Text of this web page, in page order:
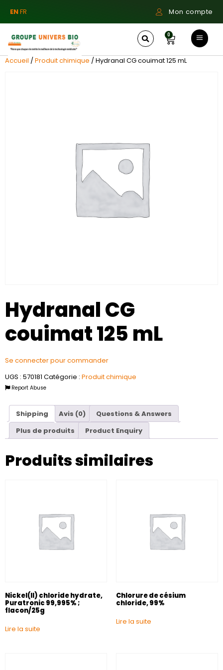
ENFR Mon compte
0
Accueil /Produit chimique / Hydranal CG couimat 125 mL
Hydranal CG
couimat 125 mL
Se connecter pour commander
UGS : 570181 Catégorie : Produit chimique
Report Abuse
Shipping Avis (0)
Questions & Answers
Plus de produits
Product Enquiry
Produits similaires
Nickel(II) chloride hydrate,
Puratronic 99,995% ;
flacon/25g
Lire la suite
Chlorure de césium
chloride, 99%
Lire la suite